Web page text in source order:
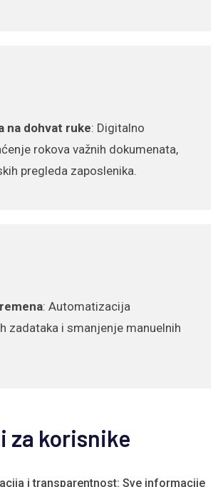
na dohvat ruke: Digitalno
rokova važnih dokumenata,
pregleda zaposlenika.
: Automatizacija
zadataka i smanjenje manuelnih
za korisnike
i transparentnost: Sve informacije